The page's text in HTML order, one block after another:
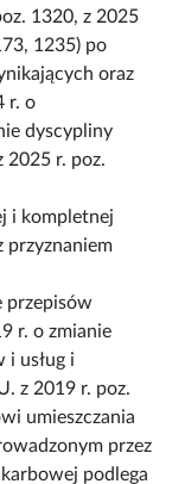
1320, z 2025
1235) po
oraz
r. o
dyscypliny
2025 r. poz.
i kompletnej
przyznaniem
przepisów
r. o zmianie
usług i
z 2019 r. poz.
umieszczania
przez
podlega